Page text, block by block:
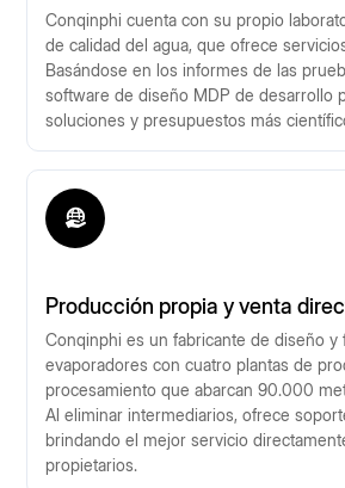
Conqinphi cuenta con su propio
de calidad del agua, que ofrece
Basándose en los informes de las
software de diseño MDP de desarrollo
soluciones y presupuestos más
Producción propia y venta
Conqinphi es un fabricante de diseño y
evaporadores con cuatro plantas de
procesamiento que abarcan 90.000
Al eliminar intermediarios, ofrece
brindando el mejor servicio
propietarios.